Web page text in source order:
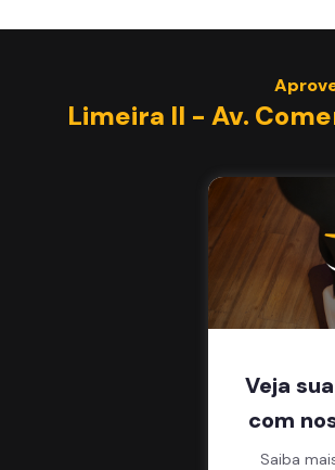
Limeira II - Av.
Veja
com
Saiba